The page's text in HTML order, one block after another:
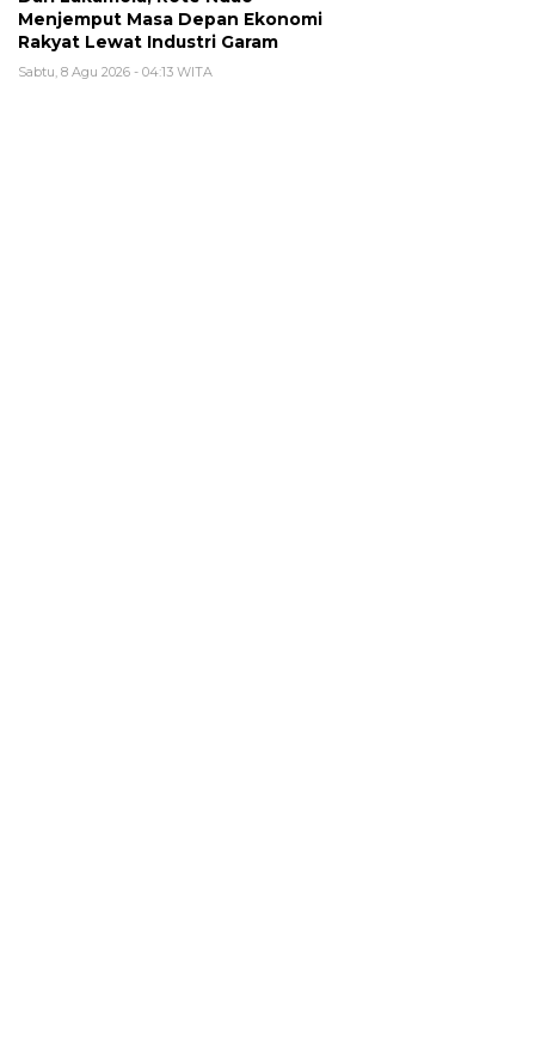
Menjemput Masa Depan Ekonomi
Rakyat Lewat Industri Garam
Sabtu, 8 Agu 2026 - 04:13 WITA